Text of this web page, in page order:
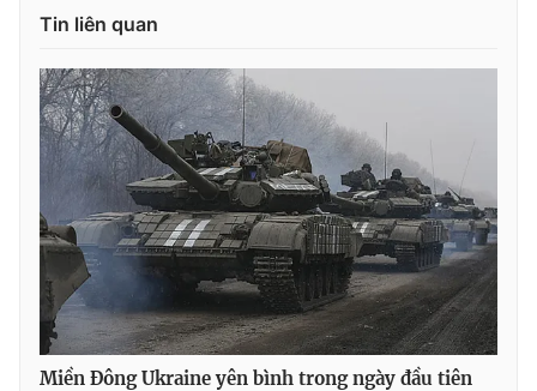
Ðiện thoại Thời báo VTV:
Liên hệ quảng cáo: 024-7300.7108
Tin liên quan
Miền Đông Ukraine yên bình trong ngày đầu tiên